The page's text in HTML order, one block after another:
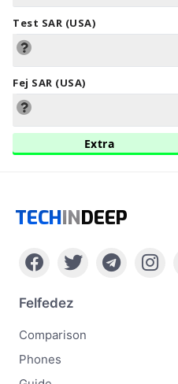
Test SAR (USA)
Fej SAR (USA)
Extra
TECHINDEEP
Felfedez
Comparison
Phones